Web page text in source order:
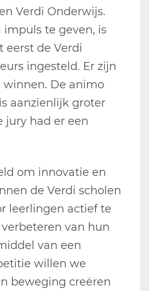
Verdi Onderwijs.
te geven, is
eerst de Verdi
ingesteld. Er zijn
De animo
aanzienlijk groter
jury had er een
om innovatie en
de Verdi scholen
leerlingen actief te
van hun
van een
willen we
beweging creëren